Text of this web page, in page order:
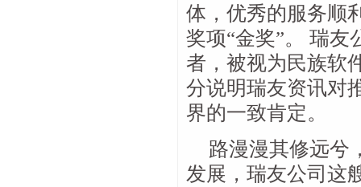
体，优秀的服务顺
奖项“金奖”。 瑞
者，被视为民族软
分说明瑞友资讯对
界的一致肯定。
路漫漫其修远兮
发展，瑞友公司这